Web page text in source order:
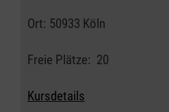
Ort: 50933 Köln
Freie Plätze: 20
Kursdetails